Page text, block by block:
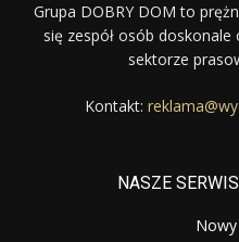
Grupa DOBRY DOM to
się zespół osób
sektorze
Kontakt:
NASZE